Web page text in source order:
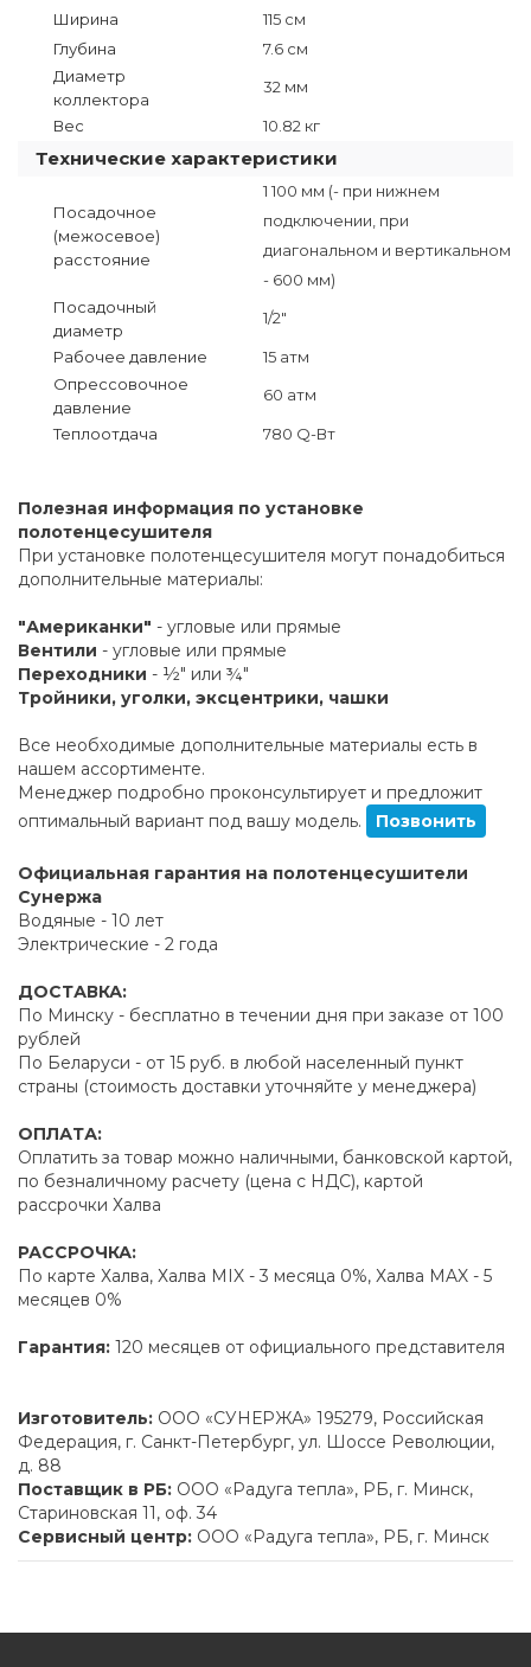
Ширина
115 см
Глубина
7.6 см
Диаметр
коллектора
32 мм
Вес 10.82 кг
Технические характеристики
Посадочное
(межосевое)
расстояние
1 100 мм (- при нижнем
подключении, при
диагональном и вертикальном
- 600 мм)
Посадочный
диаметр
1/2"
Рабочее давление
15 атм
Опрессовочное
давление
60 атм
Теплоотдача 780 Q-Вт
Полезная информация по установке
полотенцесушителя
При установке полотенцесушителя могут понадобиться
дополнительные материалы:
"Американки" - угловые или прямые
Вентили - угловые или прямые
Переходники - ½" или ¾"
Тройники, уголки, эксцентрики, чашки
Все необходимые дополнительные материалы есть в
нашем ассортименте.
Менеджер подробно проконсультирует и предложит
оптимальный вариант под вашу модель.
Позвонить
Официальная гарантия на полотенцесушители
Сунержа
Водяные - 10 лет
Электрические - 2 года
ДОСТАВКА:
По Минску - бесплатно в течении дня при заказе от 100
рублей
По Беларуси - от 15 руб. в любой населенный пункт
страны (стоимость доставки уточняйте у менеджера)
ОПЛАТА:
Оплатить за товар можно наличными, банковской картой,
по безналичному расчету (цена с НДС), картой
рассрочки Халва
РАССРОЧКА:
По карте Халва, Халва MIX - 3 месяца 0%, Халва MAX - 5
месяцев 0%
Гарантия: 120 месяцев от официального представителя
Изготовитель: ООО «СУНЕРЖА» 195279, Российская
Федерация, г. Санкт-Петербург, ул. Шоссе Революции,
д. 88
Поставщик в РБ: ООО «Радуга тепла», РБ, г. Минск,
Стариновская 11, оф. 34
Сервисный центр: ООО «Радуга тепла», РБ, г. Минск